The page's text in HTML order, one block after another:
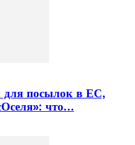
посылок в ЕС,
что…